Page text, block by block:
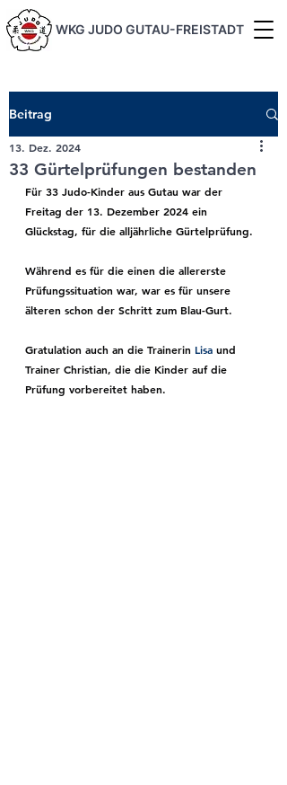
WKG JUDO GUTAU-FREISTADT
Beitrag
33 Gürtelprüfungen bestanden
13. Dez. 2024
Für 33 Judo-Kinder aus Gutau war der
Freitag der 13. Dezember 2024 ein
Glückstag, für die alljährliche Gürtelprüfung.
Während es für die einen die allererste
Prüfungssituation war, war es für unsere
älteren schon der Schritt zum Blau-Gurt.
Gratulation auch an die Trainerin Lisa und
Trainer Christian, die die Kinder auf die
Prüfung vorbereitet haben.